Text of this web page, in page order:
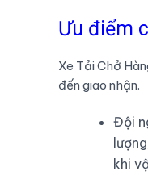
Ưu điểm
Xe Tải Chở
đến giao nhận.
Đội
khi